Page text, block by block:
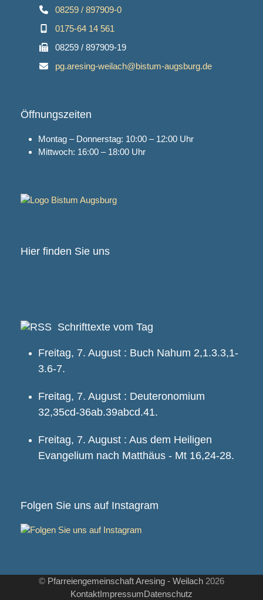
08259 / 897909-0
0175-64 14 561
08259 / 897909-19
pg.aresing-weilach@bistum-augsburg.de
Öffnungszeiten
Montag – Donnerstag: 10:00 – 12:00 Uhr
Mittwoch: 16:00 – 18:00 Uhr
Hier finden Sie uns
Schrifttexte vom Tag
Freitag, 7. August : Buch Nahum 2,1.3.3,1-
3.6-7.
Freitag, 7. August : Deuteronomium
32,35cd-36ab.39abcd.41.
Freitag, 7. August : Aus dem Heiligen
Evangelium nach Matthäus - Mt 16,24-28.
Folgen Sie uns auf Instagram
© Pfarreiengemeinschaft Aresing - Weilach 2026
KontaktImpressumDatenschutz